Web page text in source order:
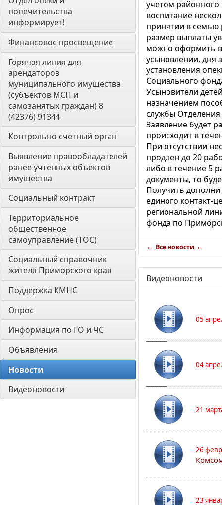
попечительства
информирует!
Финансовое просвещение
Горячая линия для
арендаторов
муниципального имущества
(субъектов МСП и
самозанятых граждан) 8
(42376) 91344
Контрольно-счетный орган
Выявление правообладателей
ранее учтенных объектов
имущества
Социальный контракт
Территориальное
общественное
самоуправление (ТОС)
Социальный справочник
жителя Приморского края
Поддержка КМНС
Опрос
Информация по ГО и ЧС
Объявления
Новости
Видеоновости
учетом районного
воспитание
принятии в семью
размер выплаты
можно оформить в
усыновлении, дня
установления
Социального
Усыновители
назначением
службы
Заявление будет
происходит в
При отсутствии
продлен до 20
либо в течение 5
документы, то
Получить
единого контакт-
региональной
фонда по
← Все новости ←
Видеоновости
05
04
21
26
23